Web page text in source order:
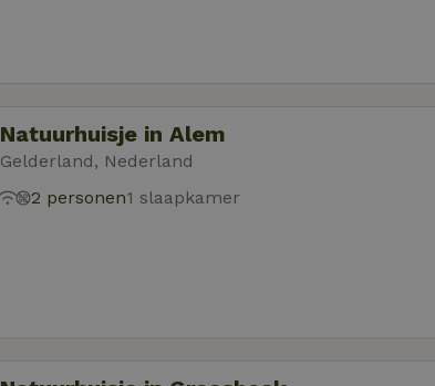
Natuurhuisje in Alem
Gelderland, Nederland
2 personen1 slaapkamer